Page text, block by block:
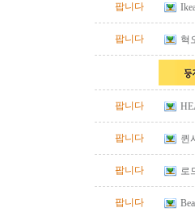
팝니다
팝니다 혁
팝니다
팝니다 퀸
팝니다 로
팝니다